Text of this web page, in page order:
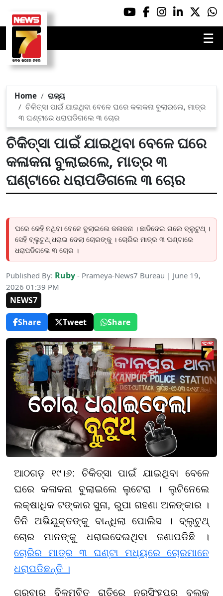
☰
Home
ରାଜ୍ୟ
ଚିକିତ୍ସା ପାଇଁ ଯାଇଥିବା ବେଳେ ଘରେ କଳାକନା ବୁଲାଇଲେ, ମାତ୍ର
୩ ଘଣ୍ଟାରେ ଧରାପଡିଗଲେ ୩ ଚୋର
ଚିକିତ୍ସା ପାଇଁ ଯାଇଥିବା ବେଳେ ଘରେ
କଳାକନା ବୁଲାଇଲେ, ମାତ୍ର ୩
ଘଣ୍ଟାରେ ଧରାପଡିଗଲେ ୩ ଚୋର
ଘରେ କେହି ନଥିବା ବେଳେ ବୁଲାଇଲେ କଳାକନା । ଛାଡିଦେଇ ଗଲେ ବ୍ଲୁଟୁଥ୍ ।
ସେହି ବ୍ଲୁଟୁଥ୍ ଧରାଇ ଦେଲା ଚୋରଙ୍କୁ । ଚୋରିର ମାତ୍ର ୩ ଘଣ୍ଟାରେ
ଧରାପଡିଗଲେ ୩ ଚୋର ।
Published By: Ruby - Prameya-News7 Bureau | June 19,
2026 01:39 PM
NEWS7
Share
Tweet Share
ଆଠଗଡ଼ ୧୯।୬: ଚିକିତ୍ସା ପାଇଁ ଯାଇଥିବା ବେଳେ
ଘରେ କଳାକନା ବୁଲାଇଲେ ଲୁଟେରା । ଲୁଟିନେଲେ
ଲକ୍ଷାଧିକ ଟଙ୍କାର ସୁନା, ରୁପା ଗହଣା ଅଳଙ୍କାର ।
ତିନି ଅଭିଯୁକ୍ତଙ୍କୁ ବାନ୍ଧିଲା ପୋଲିସ । ବ୍ଲୁଟୁଥ୍
ଚୋର ମାନଙ୍କୁ ଧରାଇଦେଇଥିବା ଜଣାପଡିଛି ।
ଚୋରିର ମାତ୍ର ୩ ଘଣ୍ଟା ମଧ୍ୟରେ ଚୋରମାନେ
ଧରାପଡିଛନ୍ତି ।
ଗୁରୁବାର ବିଳମ୍ବିତ ରାତିରେ ନରସିଂହପୁର ବ୍ଲକ